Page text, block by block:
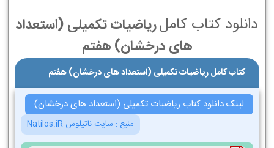
دانلود کتاب کاملریاضیات تکمیلی (استعداد
های درخشان) هفتم
کتاب کامل ریاضیات تکمیلی (استعداد های درخشان) هفتم
لینک دانلود کتاب ریاضیات تکمیلی (استعداد های درخشان)
منبع : سایت ناتیلوس Natilos.iR